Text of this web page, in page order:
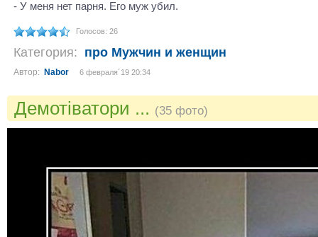
- У меня нет парня. Его муж убил.
Голосов: 26
Категория: про Мужчин и женщин
Автор: Nabor 6 февраля´19 20:34
Демотіватори ... (35 фото)